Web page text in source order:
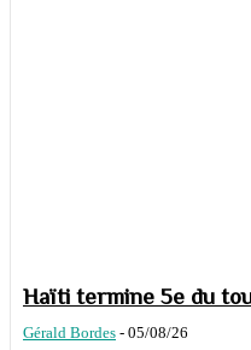
Haïti termine 5e du
Gérald Bordes - 05/08/26